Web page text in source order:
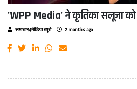
'WPP Media' ने कृतिका सलूजा को
समाचार4मीडिया ब्यूरो 2 months ago